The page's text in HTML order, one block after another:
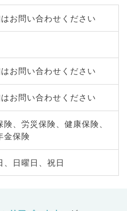
お問い合わせください
お問い合わせください
お問い合わせください
険、労災保険、健康保険、
金保険
、日曜日、祝日